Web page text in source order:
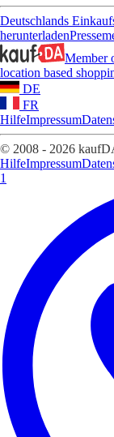
Deutschlands
herunterladen
Member
location based
DE
FR
HilfeImpressum
© 2008 - 2026
HilfeImpressum
1